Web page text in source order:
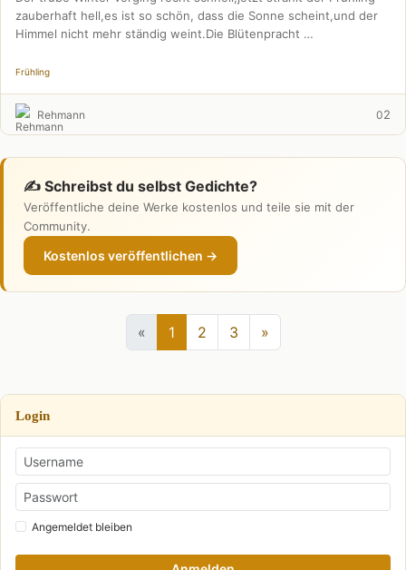
zauberhaft hell,es ist so schön, dass die Sonne scheint,und der
Himmel nicht mehr ständig weint.Die Blütenpracht …
Frühling
Rehmann 02
✍️ Schreibst du selbst Gedichte?
Veröffentliche deine Werke kostenlos und teile sie mit der
Community.
Kostenlos veröffentlichen →
« 1 2 3 »
Login
Angemeldet bleiben